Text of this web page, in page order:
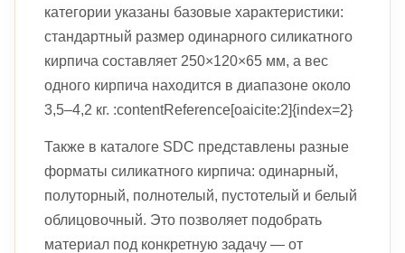
категории указаны базовые характеристики:
стандартный размер одинарного силикатного
кирпича составляет 250×120×65 мм, а вес
одного кирпича находится в диапазоне около
3,5–4,2 кг. :contentReference[oaicite:2]{index=2}
Также в каталоге SDC представлены разные
форматы силикатного кирпича: одинарный,
полуторный, полнотелый, пустотелый и белый
облицовочный. Это позволяет подобрать
материал под конкретную задачу — от